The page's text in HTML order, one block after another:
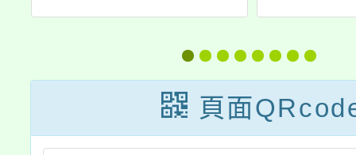
新教育資源交流
協會辦理「第十
九期中學人才培
育計畫」
「知
導與
頁面